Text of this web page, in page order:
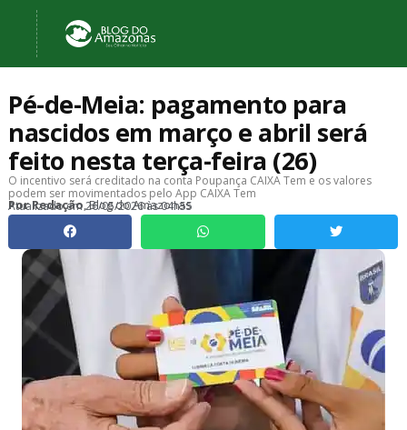
Pé-de-Meia: pagamento para
nascidos em março e abril será
feito nesta terça-feira (26)
O incentivo será creditado na conta Poupança CAIXA Tem e os valores
podem ser movimentados pelo App CAIXA Tem
PorRedação, Blog do Amazonas
Atualizado em26/05/2026 às 04h55